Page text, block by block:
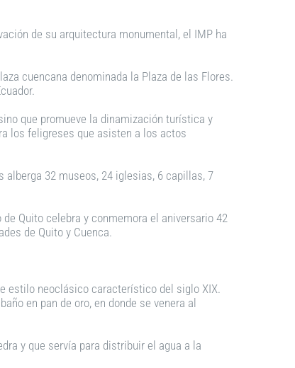
de su arquitectura monumental, el IMP ha
cuencana denominada la Plaza de las Flores.
que promueve la dinamización turística y
los feligreses que asisten a los actos
32 museos, 24 iglesias, 6 capillas, 7
Quito celebra y conmemora el aniversario 42
de Quito y Cuenca.
estilo neoclásico característico del siglo XIX.
en pan de oro, en donde se venera al
y que servía para distribuir el agua a la